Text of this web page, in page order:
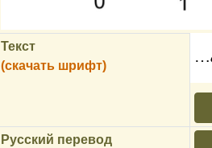
Текст
(скачать шрифт)
Русский перевод